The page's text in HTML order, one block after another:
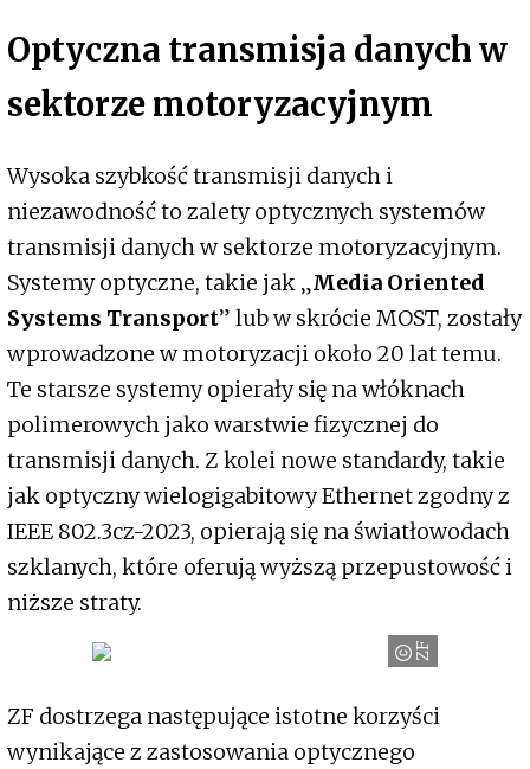
Optyczna transmisja danych w
sektorze motoryzacyjnym
Wysoka szybkość transmisji danych i
niezawodność to zalety optycznych systemów
transmisji danych w sektorze motoryzacyjnym.
Systemy optyczne, takie jak „Media Oriented
Systems Transport” lub w skrócie MOST, zostały
wprowadzone w motoryzacji około 20 lat temu.
Te starsze systemy opierały się na włóknach
polimerowych jako warstwie fizycznej do
transmisji danych. Z kolei nowe standardy, takie
jak optyczny wielogigabitowy Ethernet zgodny z
IEEE 802.3cz-2023, opierają się na światłowodach
szklanych, które oferują wyższą przepustowość i
niższe straty.
ZF
ZF dostrzega następujące istotne korzyści
wynikające z zastosowania optycznego